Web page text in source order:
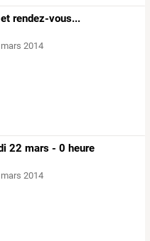
rendez-vous...
2014
22 mars - 0 heure
2014